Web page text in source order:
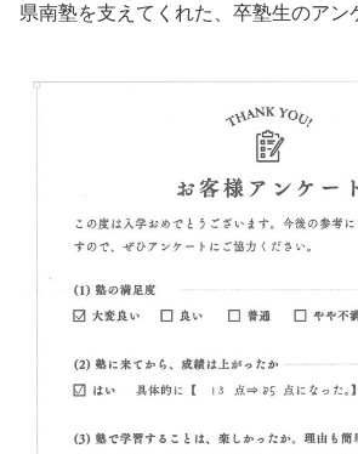
県南塾を支えてくれた、卒塾生のアン